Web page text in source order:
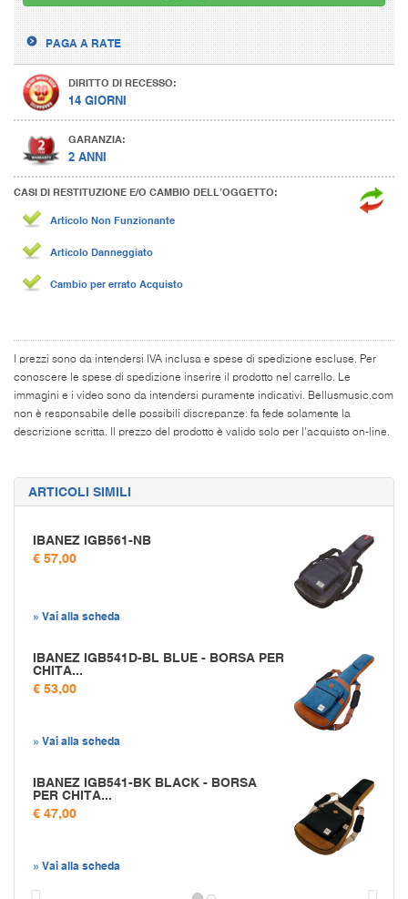
PAGA A RATE
DIRITTO DI RECESSO:
14 GIORNI
GARANZIA:
2 ANNI
CASI DI RESTITUZIONE E/O CAMBIO DELL’OGGETTO:
Articolo Non Funzionante
Articolo Danneggiato
Cambio per errato Acquisto
I prezzi sono da intendersi IVA inclusa e spese di spedizione escluse. Per
conoscere le spese di spedizione inserire il prodotto nel carrello. Le
immagini e i video sono da intendersi puramente indicativi. Bellusmusic.com
non è responsabile delle possibili discrepanze: fa fede solamente la
descrizione scritta. Il prezzo del prodotto è valido solo per l'acquisto on-line.
ARTICOLI SIMILI
IBANEZ IGB561-NB
€ 57,00
» Vai alla scheda
IBANEZ IGB541D-BL BLUE - BORSA PER
CHITA...
€ 53,00
» Vai alla scheda
IBANEZ IGB541-BK BLACK - BORSA
PER CHITA...
€ 47,00
» Vai alla scheda